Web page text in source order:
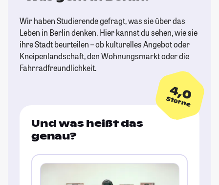
Wir haben Studierende gefragt, was sie über das
Leben in Berlin denken. Hier kannst du sehen, wie sie
ihre Stadt beurteilen – ob kulturelles Angebot oder
Kneipenlandschaft, den Wohnungsmarkt oder die
Fahrradfreundlichkeit.
4,0
Sterne
Und was heißt das
genau?